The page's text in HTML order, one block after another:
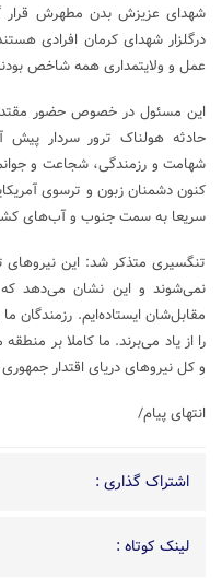
شهدای عزیزش بدن مطهرش قرار
درگلزار شهدای کرمان افرادی
عمل و ولایتمداری همه شاخص
این مسئول در خصوص حضور
حادثه هولناک ترور سردار
شهامت و رزمندگی، شجاعت و
کنون دشمنان زبون و ترسوی
سریعا به سمت جنوب و آب‌های
تنگسیری متذکر شد: این
نمی‌شوند و این نشان می‌دهد که
مقابل‌شان ایستاده‌ایم.
را از یاد می‌برند. ما کاملا بر
و کل نیروهای دریای اقتدار
انتهای پیام/
اشتراک گذاری :
لینک کوتاه :